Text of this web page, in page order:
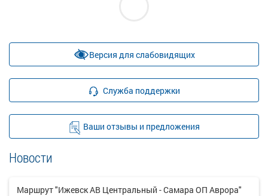
Версия для слабовидящих
Служба поддержки
Ваши отзывы и предложения
Новости
Маршрут "Ижевск АВ Центральный - Самара ОП Аврора"